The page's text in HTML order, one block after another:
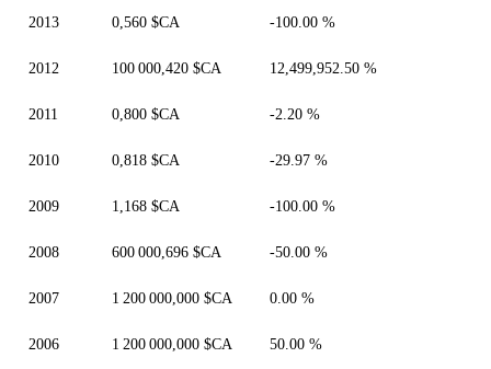
2013 0,560 $CA -100.00 %
2012 100 000,420 $CA 12,499,952.50 %
2011 0,800 $CA -2.20 %
2010 0,818 $CA -29.97 %
2009 1,168 $CA -100.00 %
2008 600 000,696 $CA -50.00 %
2007 1 200 000,000 $CA 0.00 %
2006 1 200 000,000 $CA 50.00 %